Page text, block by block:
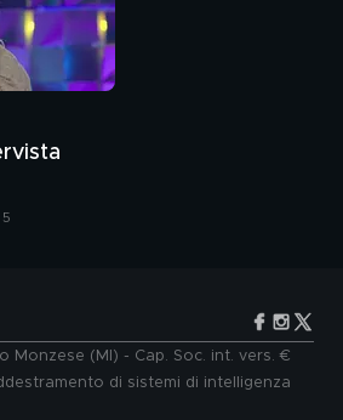
Monzese (MI) - Cap. Soc. int. vers. €
di sistemi di intelligenza